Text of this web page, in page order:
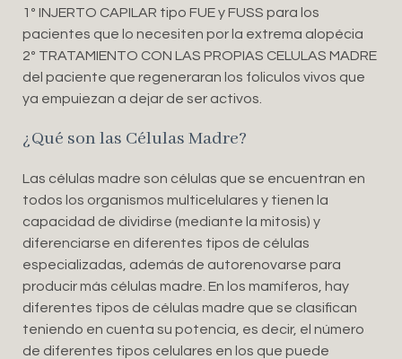
1º INJERTO CAPILAR tipo FUE y FUSS para los
pacientes que lo necesiten por la extrema alopécia
2º TRATAMIENTO CON LAS PROPIAS CELULAS MADRE
del paciente que regeneraran los foliculos vivos que
ya empuiezan a dejar de ser activos.
¿Qué son las Células Madre?
Las células madre son células que se encuentran en
todos los organismos multicelulares y tienen la
capacidad de dividirse (mediante la mitosis) y
diferenciarse en diferentes tipos de células
especializadas, además de autorenovarse para
producir más células madre. En los mamíferos, hay
diferentes tipos de células madre que se clasifican
teniendo en cuenta su potencia, es decir, el número
de diferentes tipos celulares en los que puede